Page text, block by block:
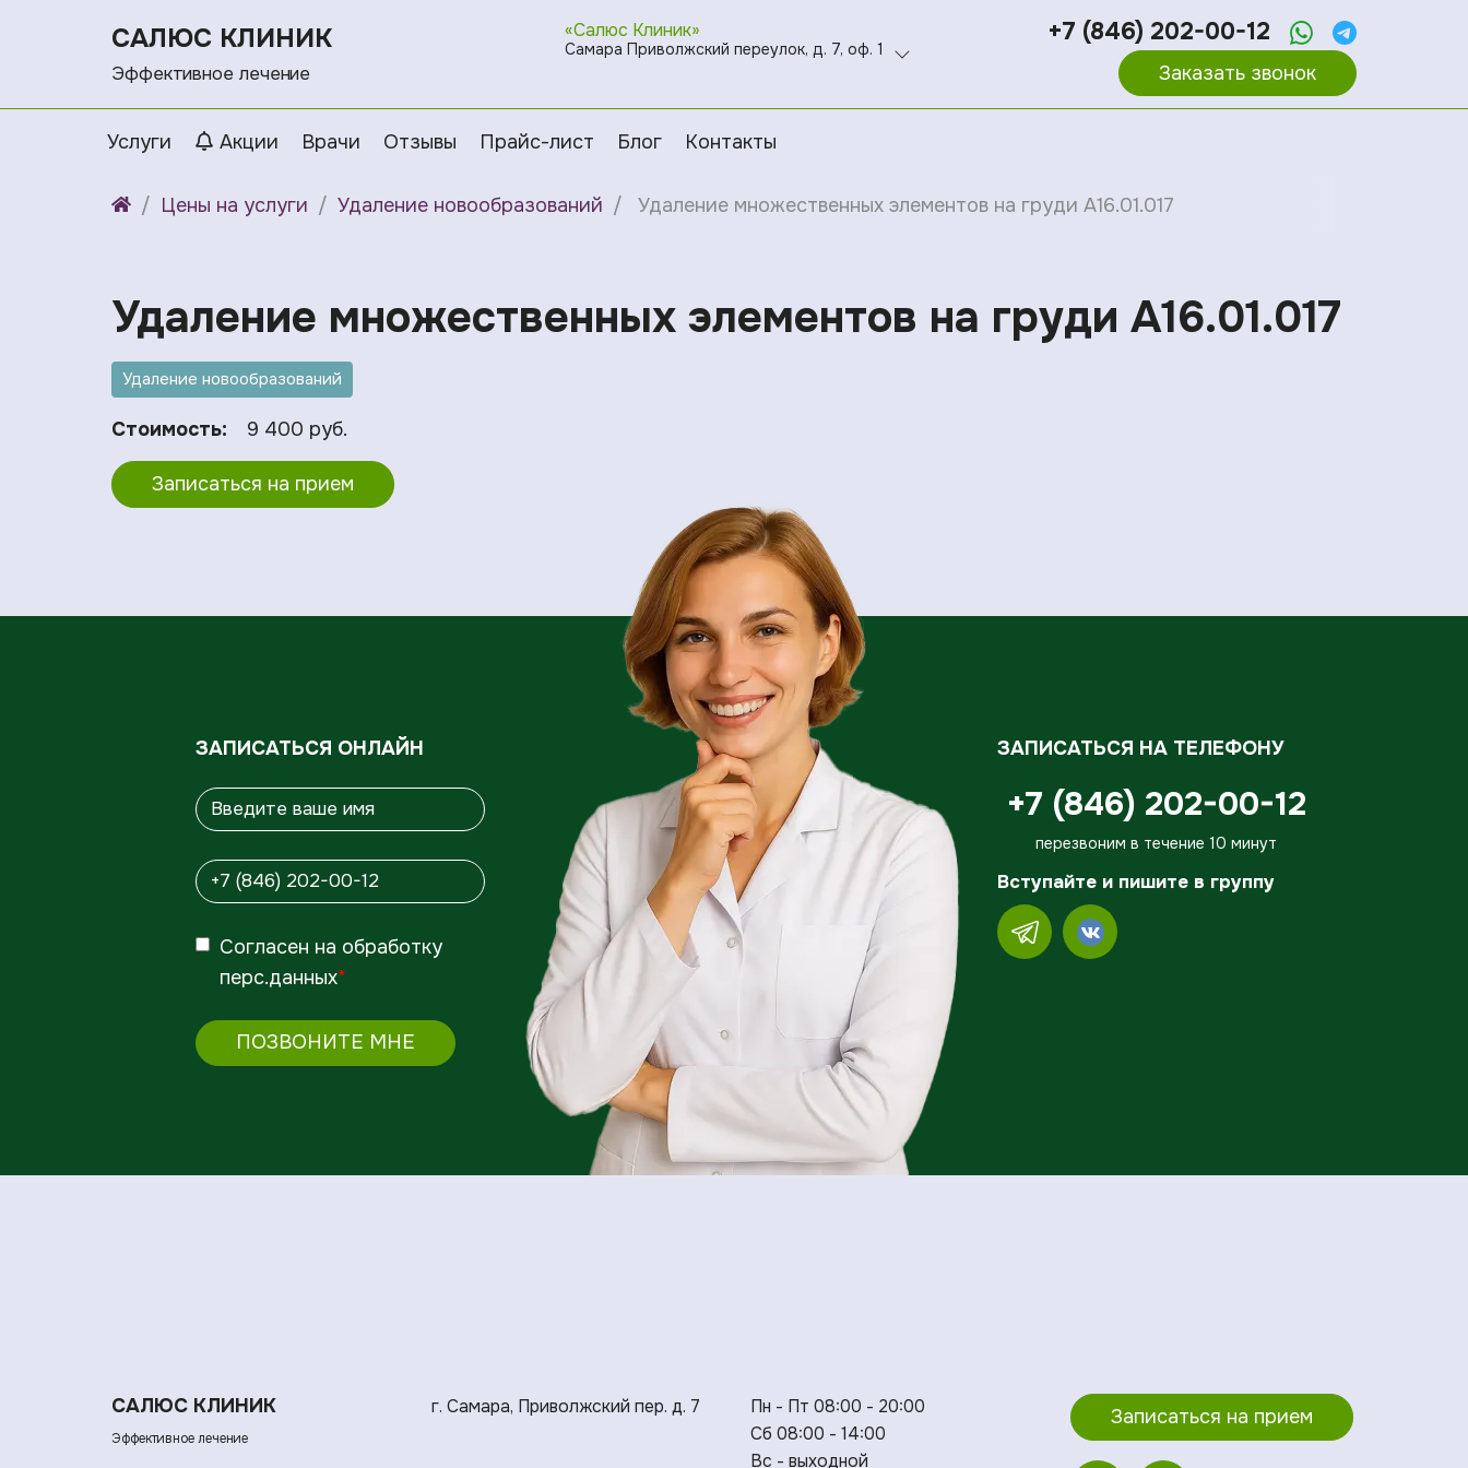
САЛЮС КЛИНИК
Эффективное лечение
«Салюс Клиник»
Самара Приволжский переулок, д. 7, оф. 1
+7 (846) 202-00-12
Заказать звонок
Услуги Акции Врачи Отзывы Прайс-лист Блог Контакты
Цены на услуги Удаление новообразований Удаление множественных элементов на груди A16.01.017
Удаление множественных элементов на груди A16.01.017
Удаление новообразований
Стоимость: 9 400 руб.
Записаться на прием
ЗАПИСАТЬСЯ ОНЛАЙН
Согласен на обработку
перс.данных*
ПОЗВОНИТЕ МНЕ
ЗАПИСАТЬСЯ НА ТЕЛЕФОНУ
+7 (846) 202-00-12
перезвоним в течение 10 минут
Вступайте и пишите в группу
САЛЮС КЛИНИК
Эффективное лечение
г. Самара, Приволжский пер. д. 7
Пн - Пт 08:00 - 20:00
Сб 08:00 - 14:00
Вс - выходной
Записаться на прием